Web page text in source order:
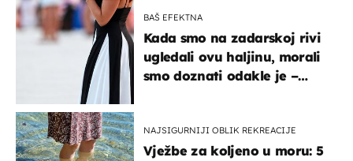
BAŠ EFEKTNA
Kada smo na zadarskoj rivi
ugledali ovu haljinu, morali
smo doznati odakle je –
NAJSIGURNIJI OBLIK REKREACIJE
Vježbe za koljeno u moru: 5